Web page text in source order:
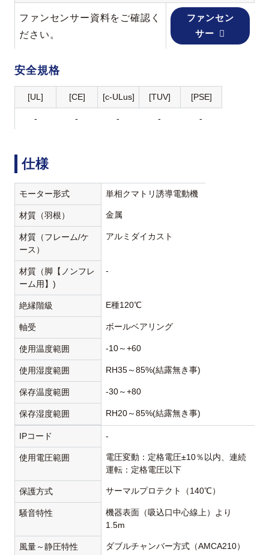
ファンセンサー資料をご確認く
ださい。
ファンセン
サー
安全規格
[UL] [CE] [c-ULus] [TUV] [PSE]
- - - - -
仕様
モーター形式 単相クマトリ誘導電動機
材質（羽根） 金属
材質（フレーム/ケ
ース）
アルミダイカスト
材質（脚【ノンフレ
ーム用】)
-
絶縁階級 E種120℃
軸受 ボールベアリング
使用温度範囲 -10～+60
使用湿度範囲 RH35～85%(結露無き事)
保存温度範囲 -30～+80
保存湿度範囲 RH20～85%(結露無き事)
IPコード -
使用電圧範囲
電圧変動：定格電圧±10％以内、連続
運転：定格電圧以下
保護方式 サーマルプロテクト（140℃）
騒音特性
機器表面（吸込口中心線上）より
1.5m
風量～静圧特性 ダブルチャンバー方式（AMCA210）